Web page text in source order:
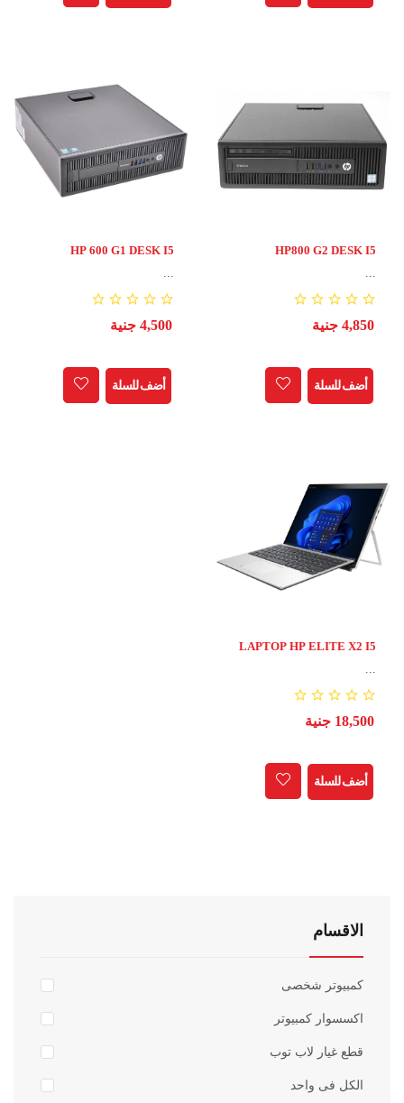
HP800 G2 DESK I5
...
4,850 جنية
أضف للسلة
HP 600 G1 DESK I5
...
4,500 جنية
أضف للسلة
LAPTOP HP ELITE X2 I5
...
18,500 جنية
أضف للسلة
الاقسام
كمبيوتر شخصى
اكسسوار كمبيوتر
قطع غيار لاب توب
الكل فى واحد